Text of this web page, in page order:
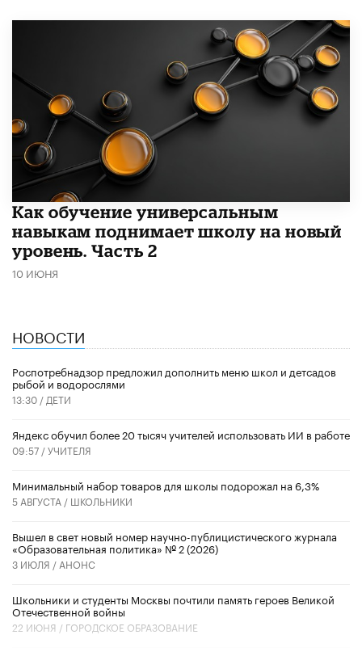
​Как обучение универсальным
навыкам поднимает школу на новый
уровень. Часть 2
10 ИЮНЯ
НОВОСТИ
Роспотребнадзор предложил дополнить меню школ и детсадов
рыбой и водорослями
13:30 / ДЕТИ
​Яндекс обучил более 20 тысяч учителей использовать ИИ в работе
09:57 /УЧИТЕЛЯ
Минимальный набор товаров для школы подорожал на 6,3%
5 АВГУСТА / ШКОЛЬНИКИ
Вышел в свет новый номер научно-публицистического журнала
«Образовательная политика» № 2 (2026)
3 ИЮЛЯ / АНОНС
Школьники и студенты Москвы почтили память героев Великой
Отечественной войны
22 ИЮНЯ / ГОРОДСКОЕ ОБРАЗОВАНИЕ